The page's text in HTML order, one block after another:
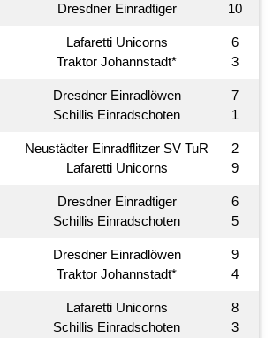
Dresdner Einradtiger
10
Lafaretti Unicorns
Traktor Johannstadt*
6
3
Dresdner Einradlöwen
Schillis Einradschoten
7
1
Neustädter Einradflitzer SV TuR
Lafaretti Unicorns
2
9
Dresdner Einradtiger
Schillis Einradschoten
6
5
Dresdner Einradlöwen
Traktor Johannstadt*
9
4
Lafaretti Unicorns
Schillis Einradschoten
8
3